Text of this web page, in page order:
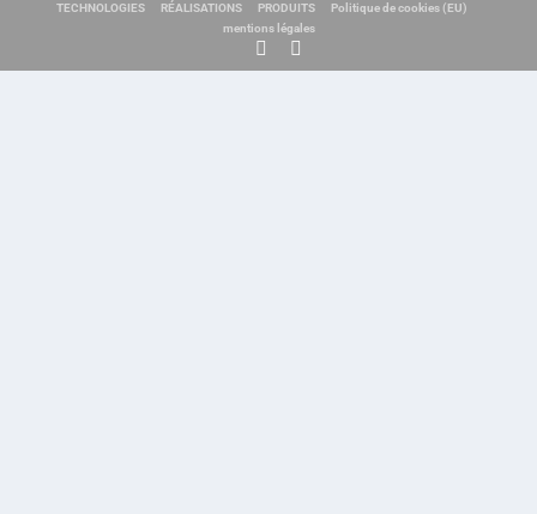
TECHNOLOGIES
RÉALISATIONS PRODUITS
Politique de cookies (EU)
mentions légales